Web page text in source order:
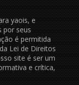
yaois, e
por seus
é permitida
Lei de Direitos
site é ser um
e crítica,